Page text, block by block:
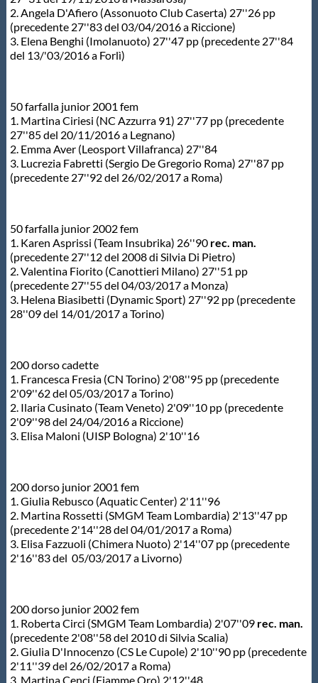
2. Angela D'Afiero (Assonuoto Club Caserta) 27''26 pp
(precedente 27''83 del 03/04/2016 a Riccione)
3. Elena Benghi (Imolanuoto) 27''47 pp (precedente 27''84
del 13/'03/2016 a Forlì)
50 farfalla junior 2001 fem
1. Martina Ciriesi (NC Azzurra 91) 27''77 pp (precedente
27''85 del 20/11/2016 a Legnano)
2. Emma Aver (Leosport Villafranca) 27''84
3. Lucrezia Fabretti (Sergio De Gregorio Roma) 27''87 pp
(precedente 27''92 del 26/02/2017 a Roma)
50 farfalla junior 2002 fem
1. Karen Asprissi (Team Insubrika) 26''90 rec. man.
(precedente 27''12 del 2008 di Silvia Di Pietro)
2. Valentina Fiorito (Canottieri Milano) 27''51 pp
(precedente 27''55 del 04/03/2017 a Monza)
3. Helena Biasibetti (Dynamic Sport) 27''92 pp (precedente
28''09 del 14/01/2017 a Torino)
200 dorso cadette
1. Francesca Fresia (CN Torino) 2'08''95 pp (precedente
2'09''62 del 05/03/2017 a Torino)
2. Ilaria Cusinato (Team Veneto) 2'09''10 pp (precedente
2'09''98 del 24/04/2016 a Riccione)
3. Elisa Maloni (UISP Bologna) 2'10''16
200 dorso junior 2001 fem
1. Giulia Rebusco (Aquatic Center) 2'11''96
2. Martina Rossetti (SMGM Team Lombardia) 2'13''47 pp
(precedente 2'14''28 del 04/01/2017 a Roma)
3. Elisa Fazzuoli (Chimera Nuoto) 2'14''07 pp (precedente
2'16''83 del 05/03/2017 a Livorno)
200 dorso junior 2002 fem
1. Roberta Circi (SMGM Team Lombardia) 2'07''09 rec. man.
(precedente 2'08''58 del 2010 di Silvia Scalia)
2. Giulia D'Innocenzo (CS Le Cupole) 2'10''90 pp (precedente
2'11''39 del 26/02/2017 a Roma)
3. Martina Cenci (Fiamme Oro) 2'12''48